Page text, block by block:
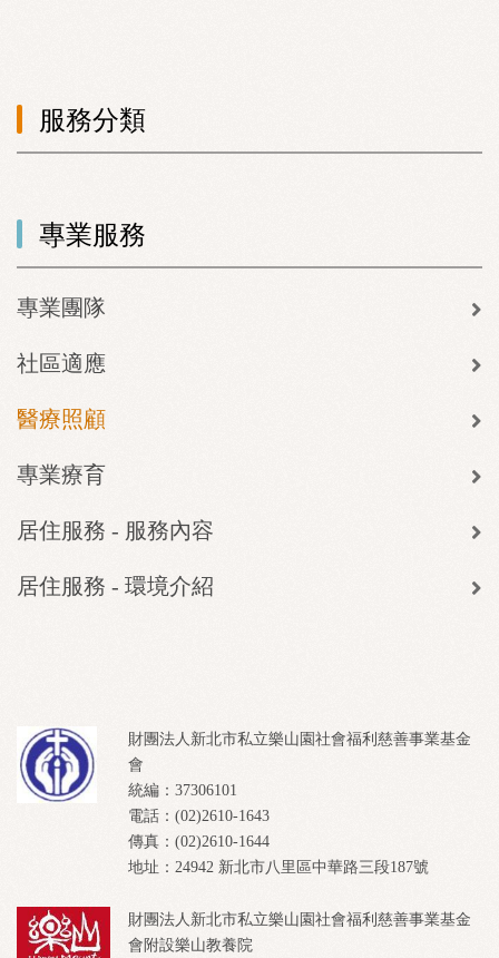
服務分類
專業服務
專業團隊
社區適應
醫療照顧
專業療育
居住服務 - 服務內容
居住服務 - 環境介紹
財團法人新北市私立樂山園社會福利慈善事業基金
會
統編：37306101
電話：(02)2610-1643
傳真：(02)2610-1644
地址：24942 新北市八里區中華路三段187號
財團法人新北市私立樂山園社會福利慈善事業基金
會附設樂山教養院